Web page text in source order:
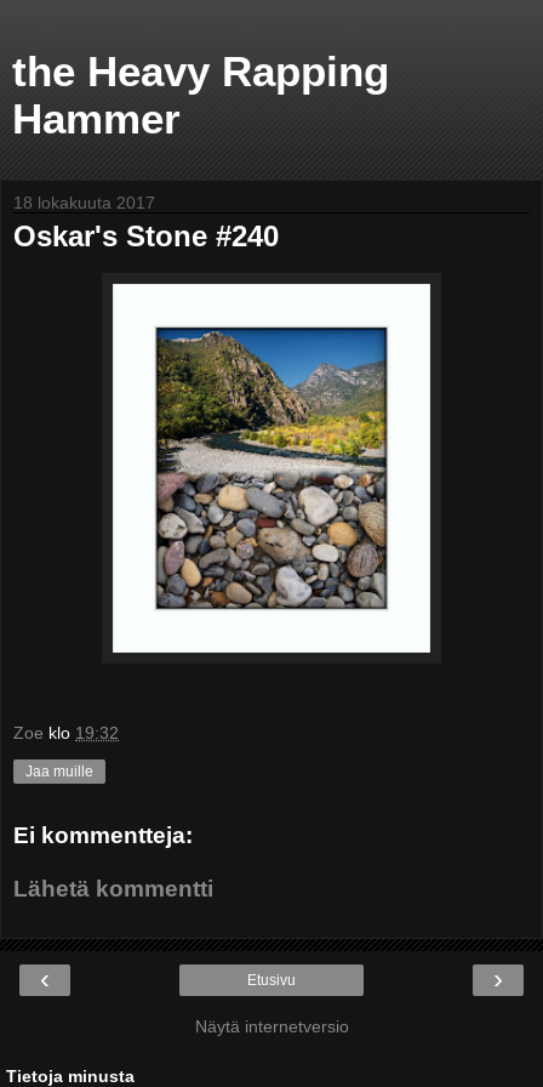
the Heavy Rapping
Hammer
18 lokakuuta 2017
Oskar's Stone #240
Zoe klo 19:32
Jaa muille
Ei kommentteja:
Lähetä kommentti
‹ ›
Etusivu
Näytä internetversio
Tietoja minusta